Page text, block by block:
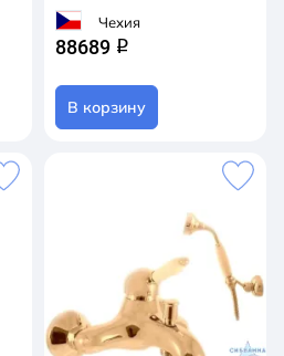
Чехия
88689 q
В корзину